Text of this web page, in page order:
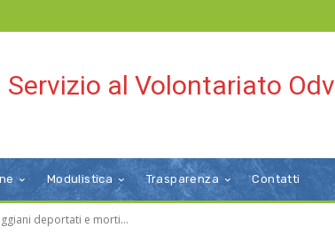
Servizio al Volontariato Odv
Modulistica Trasparenza Contatti
deportati e morti...